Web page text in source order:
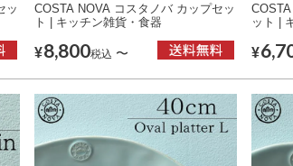
ッ
COSTA NOVA コスタノバ カップセッ
ト | キッチン雑貨・食器
¥8,800税込 〜
ット |
¥